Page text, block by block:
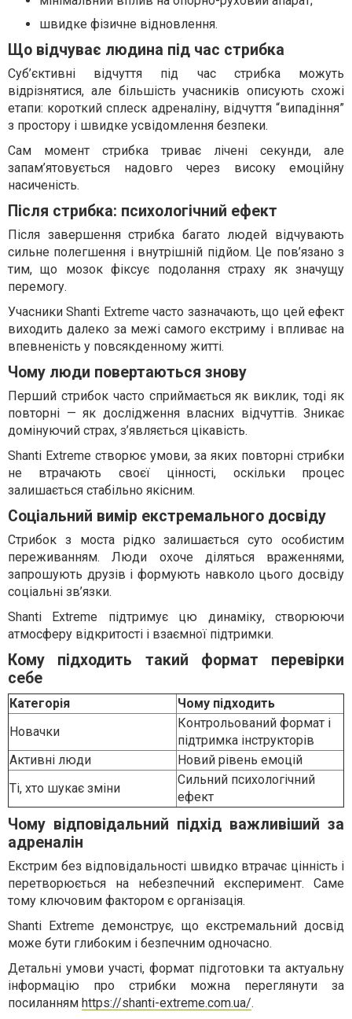
швидке фізичне відновлення.
Що відчуває людина під час стрибка
Суб’єктивні відчуття під час стрибка можуть
відрізнятися, але більшість учасників описують схожі
етапи: короткий сплеск адреналіну, відчуття “випадіння”
з простору і швидке усвідомлення безпеки.
Сам момент стрибка триває лічені секунди, але
запам’ятовується надовго через високу емоційну
насиченість.
Після стрибка: психологічний ефект
Після завершення стрибка багато людей відчувають
сильне полегшення і внутрішній підйом. Це пов’язано з
тим, що мозок фіксує подолання страху як значущу
перемогу.
Учасники Shanti Extreme часто зазначають, що цей ефект
виходить далеко за межі самого екстриму і впливає на
впевненість у повсякденному житті.
Чому люди повертаються знову
Перший стрибок часто сприймається як виклик, тоді як
повторні — як дослідження власних відчуттів. Зникає
домінуючий страх, з’являється цікавість.
Shanti Extreme створює умови, за яких повторні стрибки
не втрачають своєї цінності, оскільки процес
залишається стабільно якісним.
Соціальний вимір екстремального досвіду
Стрибок з моста рідко залишається суто особистим
переживанням. Люди охоче діляться враженнями,
запрошують друзів і формують навколо цього досвіду
соціальні зв’язки.
Shanti Extreme підтримує цю динаміку, створюючи
атмосферу відкритості і взаємної підтримки.
Кому підходить такий формат перевірки
себе
Категорія
Чому підходить
Новачки
Контрольований формат і
підтримка інструкторів
Активні люди
Новий рівень емоцій
Ті, хто шукає зміни
Сильний психологічний
ефект
Чому відповідальний підхід важливіший за
адреналін
Екстрим без відповідальності швидко втрачає цінність і
перетворюється на небезпечний експеримент. Саме
тому ключовим фактором є організація.
Shanti Extreme демонструє, що екстремальний досвід
може бути глибоким і безпечним одночасно.
Детальні умови участі, формат підготовки та актуальну
інформацію про стрибки можна переглянути за
посиланням https://shanti-extreme.com.ua/.